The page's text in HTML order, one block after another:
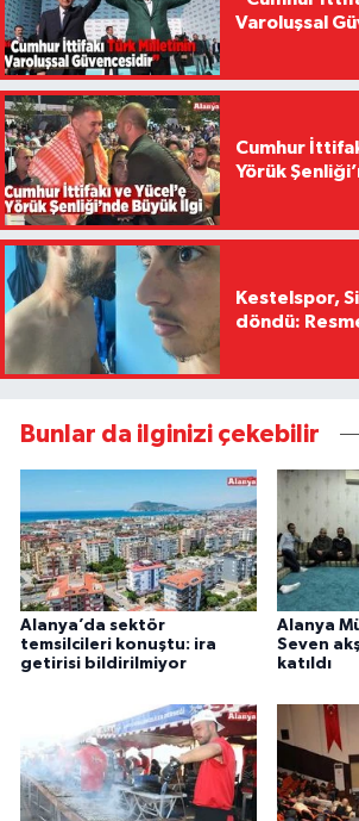
Varoluşsal
Cumhur
Yörük
Kestelspor,
döndü:
Bunlar da ilginizi çekebilir
Alanya’da sektör
temsilcileri konuştu: ira
getirisi bildirilmiyor
Alanya
Seven
katıldı